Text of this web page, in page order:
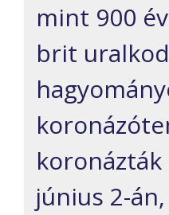
mint 900
brit
koronázták
június 2-